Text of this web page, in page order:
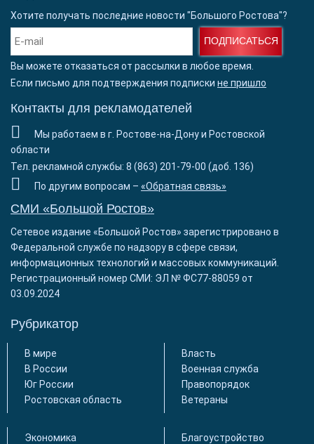
Хотите получать последние новости "Большого Ростова"?
ПОДПИСАТЬСЯ
Вы можете отказаться от рассылки в любое время.
Если письмо для подтверждения подписки не пришло
Контакты для рекламодателей
Мы работаем в г. Ростове-на-Дону и Ростовской
области
Тел. рекламной службы: 8 (863) 201-79-00 (доб. 136)
По другим вопросам – «Обратная связь»
СМИ «Большой Ростов»
Сетевое издание «Большой Ростов» зарегистрировано в
Федеральной службе по надзору в сфере связи,
информационных технологий и массовых коммуникаций.
Регистрационный номер СМИ: ЭЛ № ФС77-88059 от
03.09.2024
Рубрикатор
В мире
В России
Юг России
Ростовская область
Власть
Военная служба
Правопорядок
Ветераны
Экономика
Благоустройство